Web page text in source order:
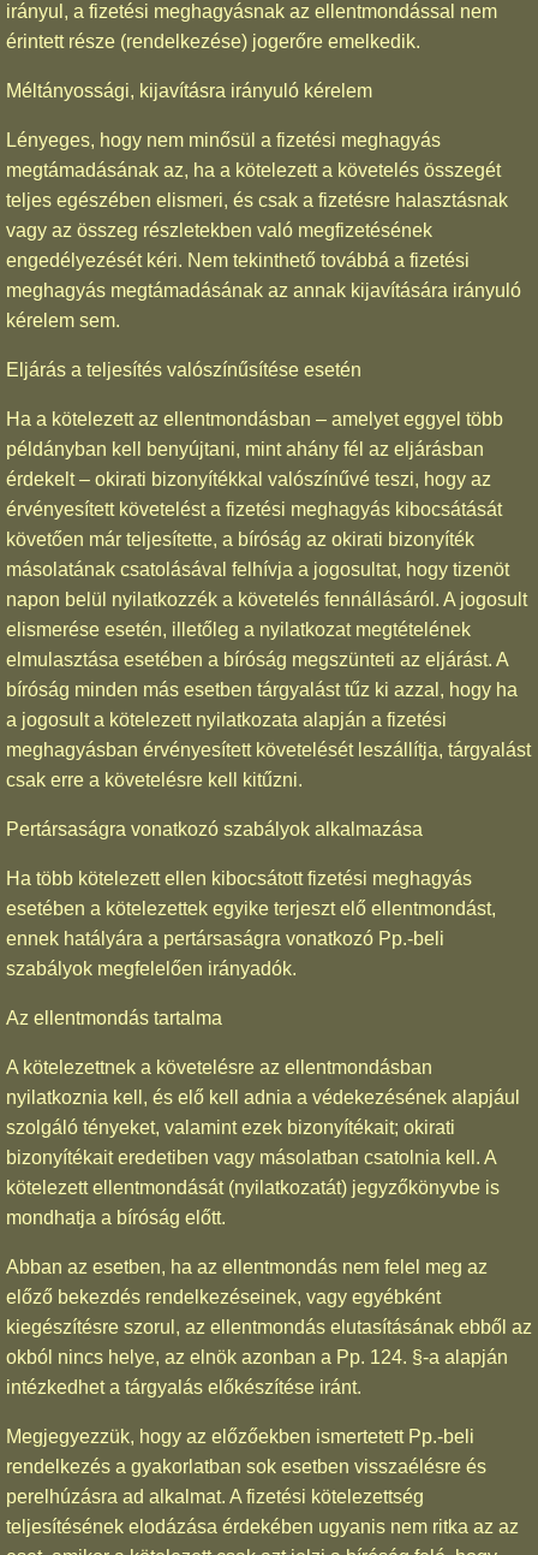
irányul, a fizetési meghagyásnak az ellentmondással nem
érintett része (rendelkezése) jogerőre emelkedik.
Méltányossági, kijavításra irányuló kérelem
Lényeges, hogy nem minősül a fizetési meghagyás
megtámadásának az, ha a kötelezett a követelés összegét
teljes egészében elismeri, és csak a fizetésre halasztásnak
vagy az összeg részletekben való megfizetésének
engedélyezését kéri. Nem tekinthető továbbá a fizetési
meghagyás megtámadásának az annak kijavítására irányuló
kérelem sem.
Eljárás a teljesítés valószínűsítése esetén
Ha a kötelezett az ellentmondásban – amelyet eggyel több
példányban kell benyújtani, mint ahány fél az eljárásban
érdekelt – okirati bizonyítékkal valószínűvé teszi, hogy az
érvényesített követelést a fizetési meghagyás kibocsátását
követően már teljesítette, a bíróság az okirati bizonyíték
másolatának csatolásával felhívja a jogosultat, hogy tizenöt
napon belül nyilatkozzék a követelés fennállásáról. A jogosult
elismerése esetén, illetőleg a nyilatkozat megtételének
elmulasztása esetében a bíróság megszünteti az eljárást. A
bíróság minden más esetben tárgyalást tűz ki azzal, hogy ha
a jogosult a kötelezett nyilatkozata alapján a fizetési
meghagyásban érvényesített követelését leszállítja, tárgyalást
csak erre a követelésre kell kitűzni.
Pertársaságra vonatkozó szabályok alkalmazása
Ha több kötelezett ellen kibocsátott fizetési meghagyás
esetében a kötelezettek egyike terjeszt elő ellentmondást,
ennek hatályára a pertársaságra vonatkozó Pp.-beli
szabályok megfelelően irányadók.
Az ellentmondás tartalma
A kötelezettnek a követelésre az ellentmondásban
nyilatkoznia kell, és elő kell adnia a védekezésének alapjául
szolgáló tényeket, valamint ezek bizonyítékait; okirati
bizonyítékait eredetiben vagy másolatban csatolnia kell. A
kötelezett ellentmondását (nyilatkozatát) jegyzőkönyvbe is
mondhatja a bíróság előtt.
Abban az esetben, ha az ellentmondás nem felel meg az
előző bekezdés rendelkezéseinek, vagy egyébként
kiegészítésre szorul, az ellentmondás elutasításának ebből az
okból nincs helye, az elnök azonban a Pp. 124. §-a alapján
intézkedhet a tárgyalás előkészítése iránt.
Megjegyezzük, hogy az előzőekben ismertetett Pp.-beli
rendelkezés a gyakorlatban sok esetben visszaélésre és
perelhúzásra ad alkalmat. A fizetési kötelezettség
teljesítésének elodázása érdekében ugyanis nem ritka az az